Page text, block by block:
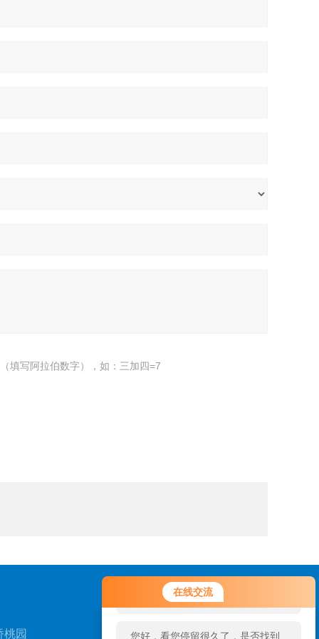
在线交流
您好！欢迎前来咨询，很高兴为您
服务，请问您要咨询什么问题呢？
您好，看您停留很久了，是否找到
填写阿拉伯数字），如：三加四=7
桃园